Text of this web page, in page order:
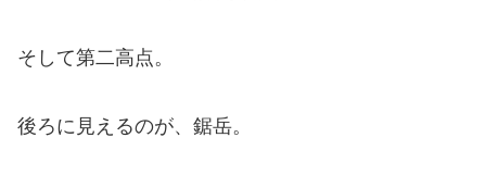
そして第二高点。
後ろに見えるのが、鋸岳。